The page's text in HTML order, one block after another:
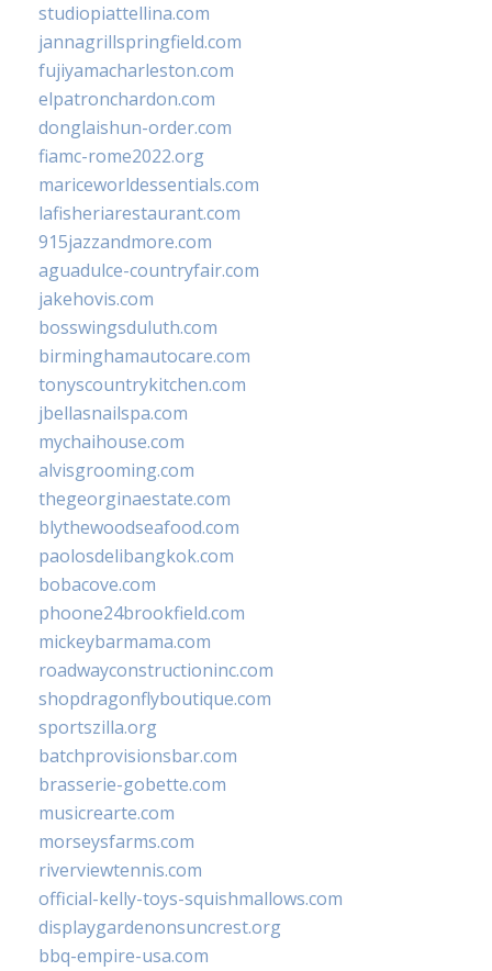
studiopiattellina.com
jannagrillspringfield.com
fujiyamacharleston.com
elpatronchardon.com
donglaishun-order.com
fiamc-rome2022.org
mariceworldessentials.com
lafisheriarestaurant.com
915jazzandmore.com
aguadulce-countryfair.com
jakehovis.com
bosswingsduluth.com
birminghamautocare.com
tonyscountrykitchen.com
jbellasnailspa.com
mychaihouse.com
alvisgrooming.com
thegeorginaestate.com
blythewoodseafood.com
paolosdelibangkok.com
bobacove.com
phoone24brookfield.com
mickeybarmama.com
roadwayconstructioninc.com
shopdragonflyboutique.com
sportszilla.org
batchprovisionsbar.com
brasserie-gobette.com
musicrearte.com
morseysfarms.com
riverviewtennis.com
official-kelly-toys-squishmallows.com
displaygardenonsuncrest.org
bbq-empire-usa.com